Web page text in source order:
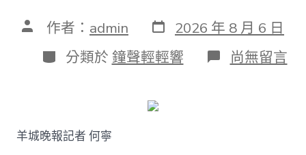
文 作者： admin 發
表
日
期
2026 年 8 月 6 日
分
類
分類於 鐘聲輕輕響 在
〈若
尚無留言
羊城晚報記者 何寧